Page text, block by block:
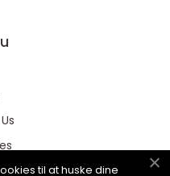
til at huske dine